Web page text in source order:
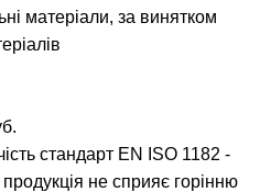
матеріали, за винятком
стандарт ЕN ISО 1182 -
не сприяє горінню